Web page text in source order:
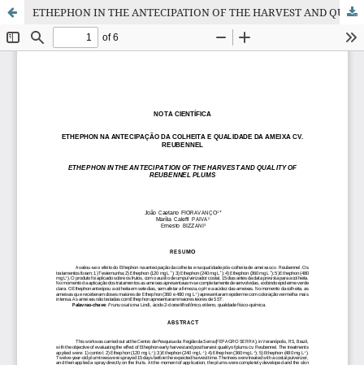
ETHEPHON IN THE ANTECIPATION OF THE HARVEST AND QUALITY OF REUBENNEL PLUMS